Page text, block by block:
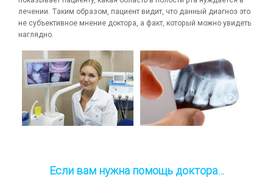
лечении. Таким образом, пациент видит, что данный диагноз это
не субъективное мнение доктора, а факт, который можно увидеть
наглядно.
Если вам нужна помощь доктора…